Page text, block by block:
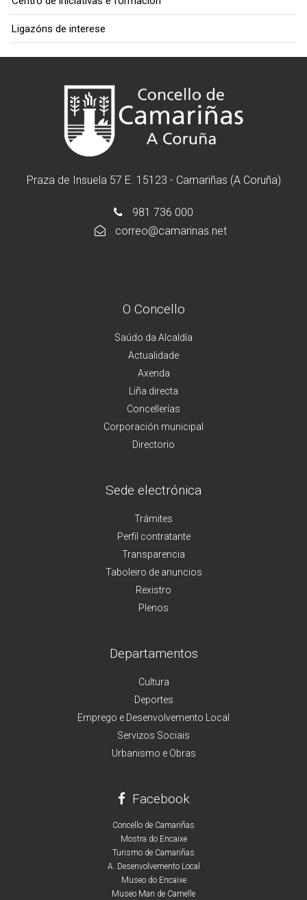
Ligazóns de interese
Praza de Insuela 57 E. 15123 - Camariñas (A Coruña)
981 736 000
correo@camarinas.net
O Concello
Saúdo da Alcaldía
Actualidade
Axenda
Liña directa
Concellerías
Corporación municipal
Directorio
Sede electrónica
Trámites
Perfil contratante
Transparencia
Taboleiro de anuncios
Rexistro
Plenos
Departamentos
Cultura
Deportes
Emprego e Desenvolvemento Local
Servizos Sociais
Urbanismo e Obras
Facebook
Concello de Camariñas
Mostra do Encaixe
Turismo de Camariñas
A. Desenvolvemento Local
Museo do Encaixe
Museo Man de Camelle